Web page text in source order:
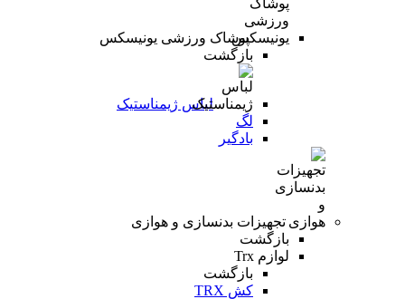
پوشاک ورزشی یونیسکس
بازگشت
لباس ژیمناستیک
لگ
بادگیر
تجهیزات بدنسازی و هوازی
بازگشت
لوازم Trx
بازگشت
کش TRX